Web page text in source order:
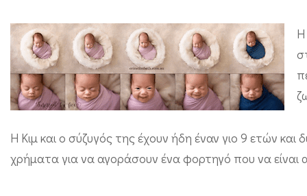
Η
Η Κιμ και ο σύζυγός της έχουν ήδη έναν γιο 9 ετών
χρήματα για να αγοράσουν ένα φορτηγό που να είναι